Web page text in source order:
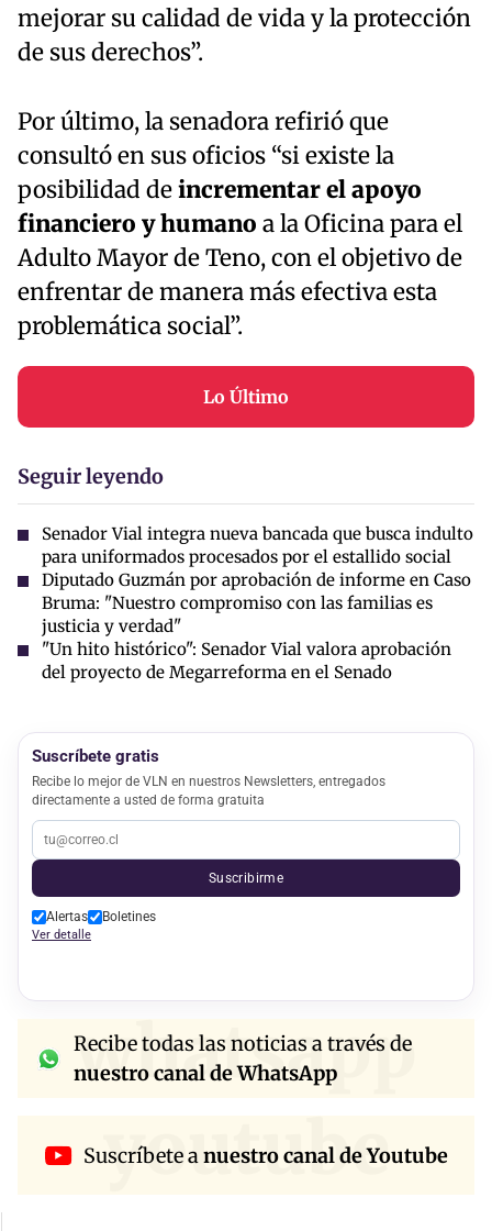
mejorar su calidad de vida y la protección
de sus derechos”.
Por último, la senadora refirió que
consultó en sus oficios “si existe la
posibilidad deincrementar el apoyo
financiero y humano a la Oficina para el
Adulto Mayor de Teno, con el objetivo de
enfrentar de manera más efectiva esta
problemática social”.
Lo Último
Seguir leyendo
Senador Vial integra nueva bancada que busca indulto
para uniformados procesados por el estallido social
Diputado Guzmán por aprobación de informe en Caso
Bruma: "Nuestro compromiso con las familias es
justicia y verdad"
"Un hito histórico": Senador Vial valora aprobación
del proyecto de Megarreforma en el Senado
Suscríbete gratis
Recibe lo mejor de VLN en nuestros Newsletters, entregados
directamente a usted de forma gratuita
Suscribirme
Alertas Boletines
Ver detalle
whatsapp
Recibe todas las noticias a través de
nuestro canal de WhatsApp
youtube
Suscríbete a nuestro canal de Youtube